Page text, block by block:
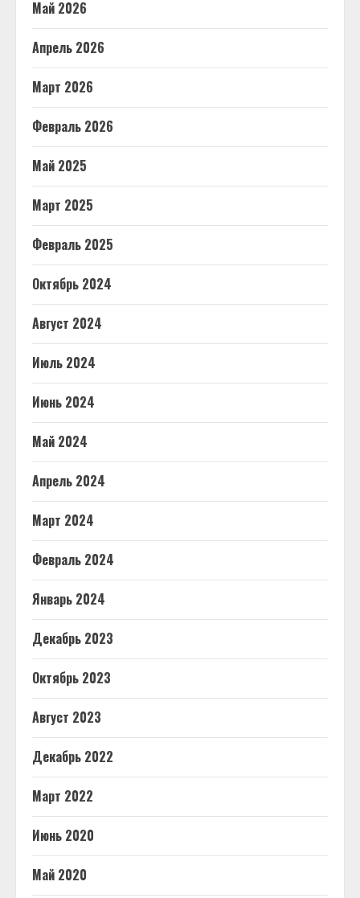
Май 2026
Апрель 2026
Март 2026
Февраль 2026
Май 2025
Март 2025
Февраль 2025
Октябрь 2024
Август 2024
Июль 2024
Июнь 2024
Май 2024
Апрель 2024
Март 2024
Февраль 2024
Январь 2024
Декабрь 2023
Октябрь 2023
Август 2023
Декабрь 2022
Март 2022
Июнь 2020
Май 2020